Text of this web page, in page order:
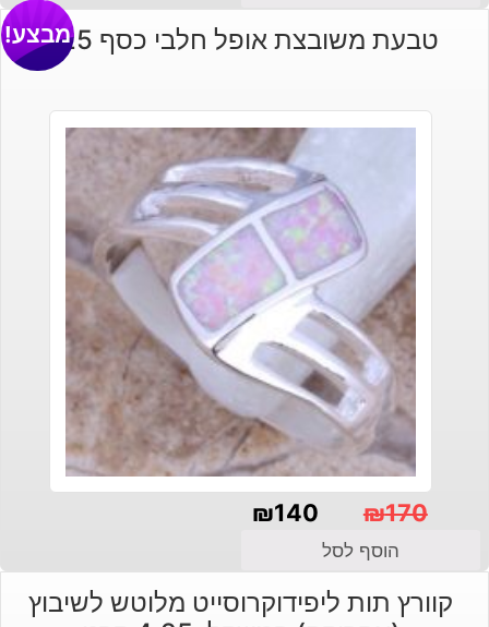
טבעת משובצת אופל חלבי כסף 925 מבצע!
₪170
המקורי
היה:
₪140
הנוכחי
הוא:
הוסף לסל
קוורץ תות ליפידוקרוסייט מלוטש לשיבוץ